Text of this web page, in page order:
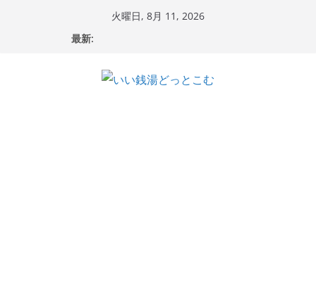
火曜日, 8月 11, 2026
最新: